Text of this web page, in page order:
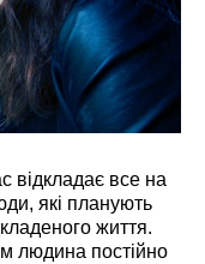
все на
які планують
життя.
людина постійно